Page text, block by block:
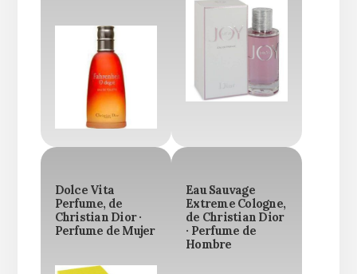
Dolce Vita
Perfume, de
Christian Dior ·
Perfume de Mujer
Eau Sauvage
Extreme Cologne,
de Christian Dior
· Perfume de
Hombre